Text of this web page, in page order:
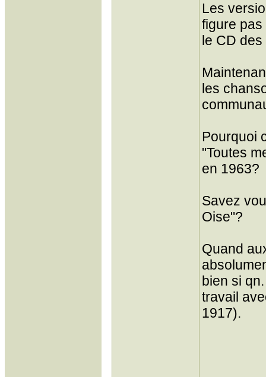
Les
figure pas
le CD des
les
Pourquoi
"Toutes
en 1963?
Savez
Oise"?
Quand
bien si
travail
1917).